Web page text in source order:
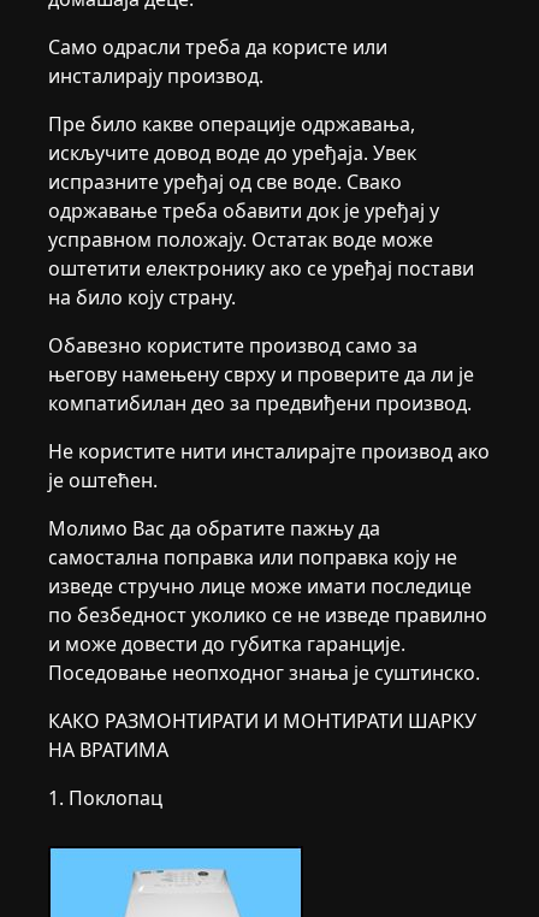
Само одрасли треба да користе или
инсталирају производ.
Пре било какве операције одржавања,
искључите довод воде до уређаја. Увек
испразните уређај од све воде. Свако
одржавање треба обавити док је уређај у
усправном положају. Остатак воде може
оштетити електронику ако се уређај постави
на било коју страну.
Обавезно користите производ само за
његову намењену сврху и проверите да ли је
компатибилан део за предвиђени производ.
Не користите нити инсталирајте производ ако
је оштећен.
Молимо Вас да обратите пажњу да
самостална поправка или поправка коју не
изведе стручно лице може имати последице
по безбедност уколико се не изведе правилно
и може довести до губитка гаранције.
Поседовање неопходног знања је суштинско.
КАКО РАЗМОНТИРАТИ И МОНТИРАТИ ШАРКУ
НА ВРАТИМА
1. Поклопац